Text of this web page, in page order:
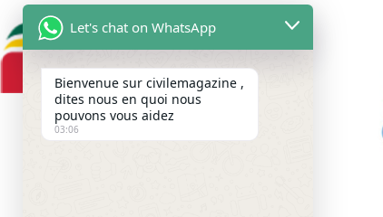
Let's chat on WhatsApp
Bienvenue sur civilemagazine ,
dites nous en quoi nous
pouvons vous aidez
03:06